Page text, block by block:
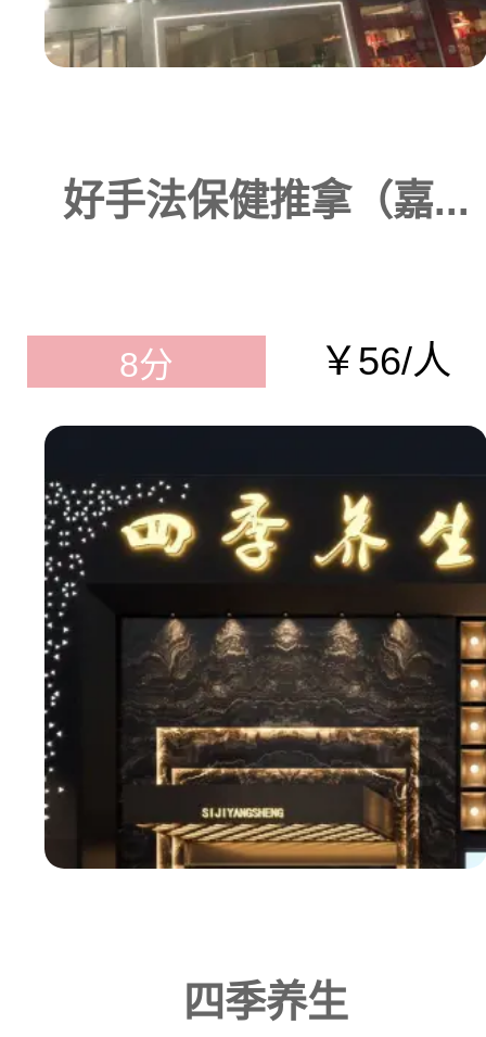
好手法保健推拿（嘉...
8分 ￥56/人
四季养生